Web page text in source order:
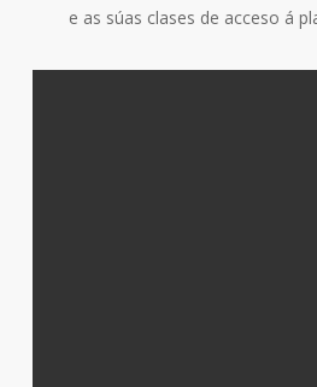
e as súas clases de acceso á